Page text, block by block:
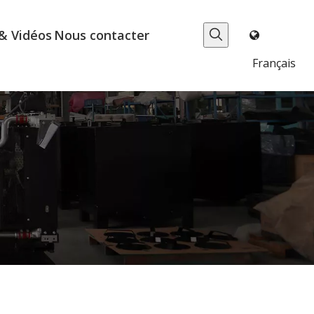
Vidéos Nous contacter
Français